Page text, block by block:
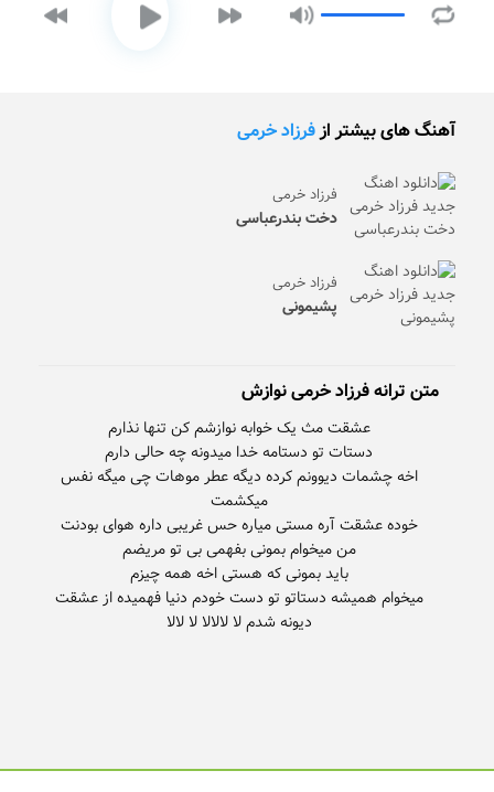
آهنگ های بیشتر ازفرزاد خرمی
فرزاد خرمی
دخت بندرعباسی
فرزاد خرمی
پشیمونی
متن ترانه فرزاد خرمی نوازش
اخه چشمات دیوونم کرده دیگه عطر موهات چی میگه نفس
میخوام همیشه دستاتو تو دست خودم دنیا فهمیده از عشقت
دیونه شدم لا لالالا لا لالا